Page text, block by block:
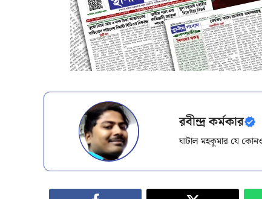
রবীন্দ্র কর্মকার
ঘাটাল মহকুমার যে